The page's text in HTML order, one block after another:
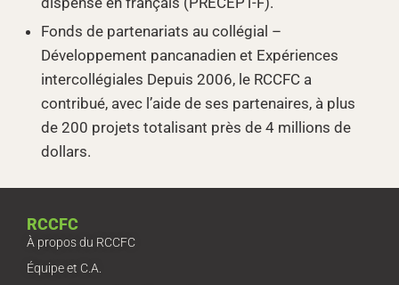
Fonds de partenariats au collégial –
Développement pancanadien et Expériences
intercollégiales Depuis 2006, le RCCFC a
contribué, avec l’aide de ses partenaires, à plus
de 200 projets totalisant près de 4 millions de
dollars.
RCCFC
À propos du RCCFC
Équipe et C.A.